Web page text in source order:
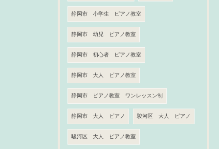
静岡市 小学生 ピアノ教室
静岡市 幼児 ピアノ教室
静岡市 初心者 ピアノ教室
静岡市 大人 ピアノ教室
静岡市 ピアノ教室 ワンレッスン制
静岡市 大人 ピアノ 駿河区 大人 ピアノ
駿河区 大人 ピアノ教室